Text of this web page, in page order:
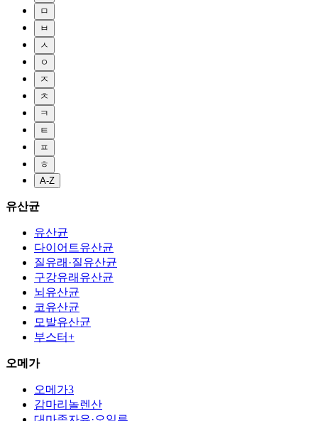
ㅁ
ㅂ
ㅅ
ㅇ
ㅈ
ㅊ
ㅋ
ㅌ
ㅍ
ㅎ
A-Z
유산균
유산균
다이어트유산균
질유래·질유산균
구강유래유산균
뇌유산균
코유산균
모발유산균
부스터+
오메가
오메가3
감마리놀렌산